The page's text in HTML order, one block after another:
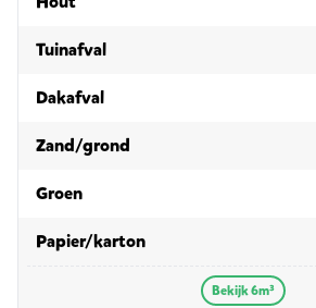
Tuinafvalin 6m³
Dakafvalin 6m³
Zand/grond
Groenin 6m³
Papier/kartonin 6m³
Bekijk 6m³